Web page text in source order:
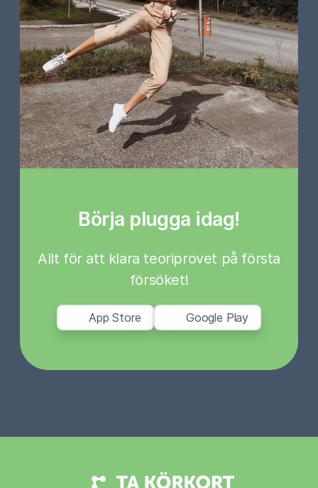
Börja plugga idag!
Allt för att klara teoriprovet på första
försöket!
App Store Google Play